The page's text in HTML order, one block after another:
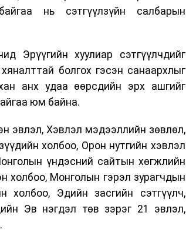
нь сэтгүүлзүйн салбарын
Эрүүгийн хуулиар сэтгүүлчдийг
болгох гэсэн санаархлыг
анх удаа өөрсдийн эрх ашгийг
юм байна.
эвлэл, Хэвлэл мэдээллийн зөвлөл,
холбоо, Орон нутгийн хэвлэл
үндэсний сайтын хөгжлийн
холбоо, Монголын гэрэл зурагчдын
холбоо, Эдийн засгийн сэтгүүлч,
Эв нэгдэл төв зэрэг 21 эвлэл,